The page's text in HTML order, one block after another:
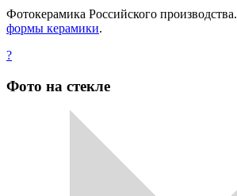
Фотокерамика Российского производства.
формы керамики.
?
Фото на стекле